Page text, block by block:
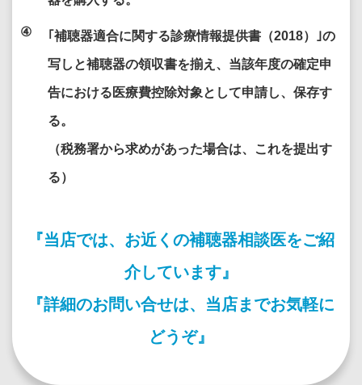
④ ｢補聴器適合に関する診療情報提供書（2018）｣の
写しと補聴器の領収書を揃え、 当該年度の確定申
告における医療費控除対象として申請し、保存す
る。
（税務署から求めがあった場合は、これを提出す
る）
『当店では、お近くの補聴器相談医をご紹
介しています』
『詳細のお問い合せは、当店までお気軽に
どうぞ』